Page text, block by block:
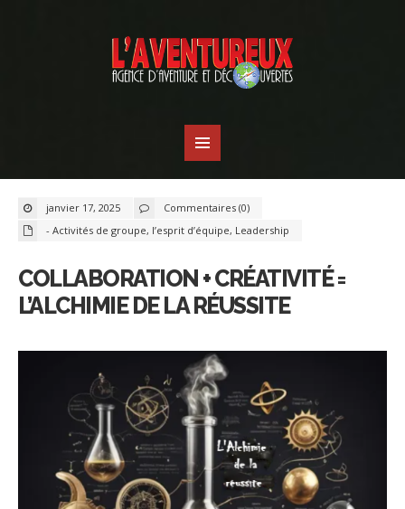
janvier 17, 2025
Commentaires (0)
- Activités de groupe, l’esprit d’équipe, Leadership
COLLABORATION + CRÉATIVITÉ =
L’ALCHIMIE DE LA RÉUSSITE